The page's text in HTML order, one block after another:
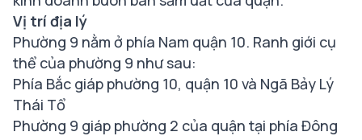
Vị trí địa lý
Phường 9 nằm ở phía Nam quận 10. Ranh giới cụ
thể của phường 9 như sau:
Phía Bắc giáp phường 10, quận 10 và Ngã Bảy Lý
Thái Tổ
Phường 9 giáp phường 2 của quận tại phía Đông